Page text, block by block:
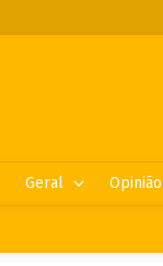
Geral Opinião